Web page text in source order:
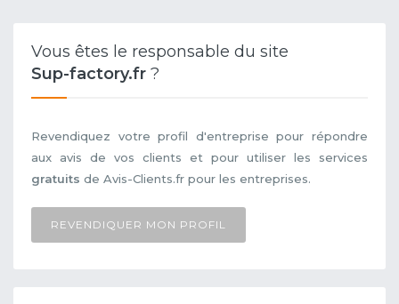
Vous êtes le responsable du site
Sup-factory.fr ?
Revendiquez votre profil d'entreprise pour répondre
aux avis de vos clients et pour utiliser les services
gratuits de Avis-Clients.fr pour les entreprises.
REVENDIQUER MON PROFIL